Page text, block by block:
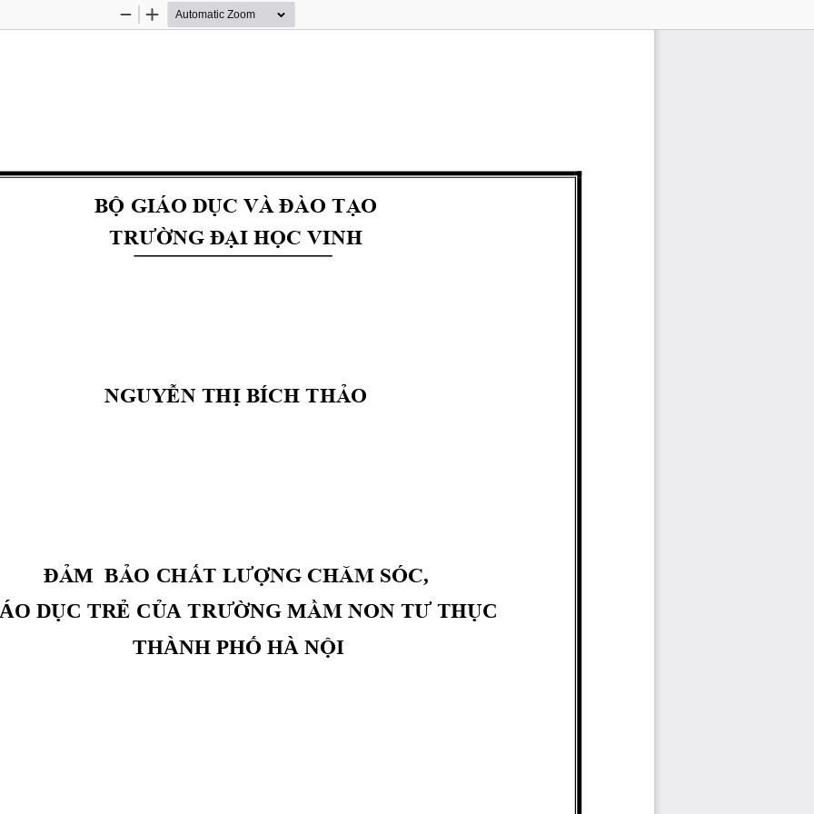
Zoom
Zoom
BỘ GIÁO DỤC VÀ ĐÀO TẠO
TRƯỜNG ĐẠI HỌC VINH
NGUYỄN THỊ BÍCH THẢO
ĐẢM  BẢO CHẤT LƯỢNG CHĂM SÓC,
DỤC TRẺ CỦA TRƯỜNG MẦM NON TƯ THỤC
THÀNH PHỐ HÀ NỘI